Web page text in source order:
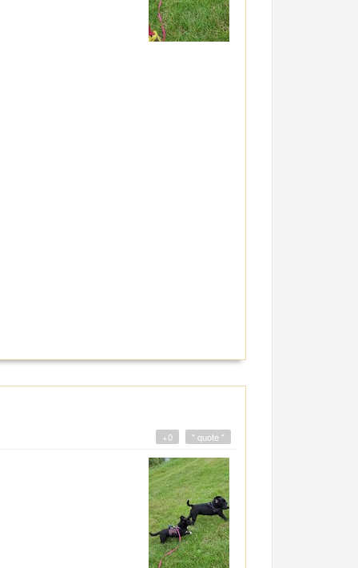
" quote "
+0